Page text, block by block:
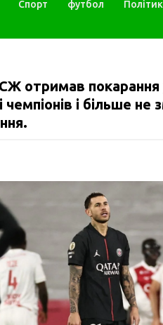
Спорт футбол
отримав покарання
чемпіонів і більше